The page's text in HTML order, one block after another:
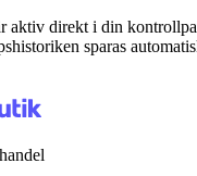
aktiv direkt i din
sparas